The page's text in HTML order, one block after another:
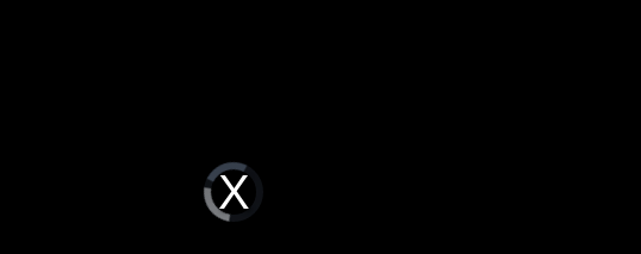
Video
Player
is
loading.